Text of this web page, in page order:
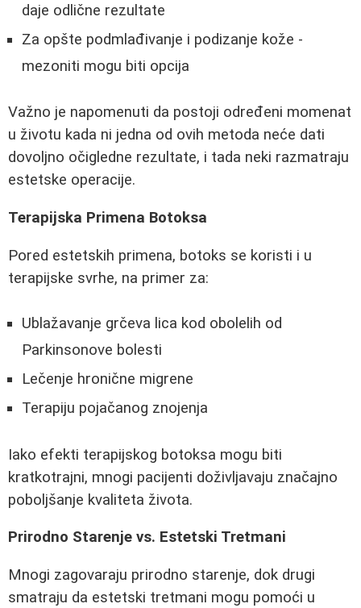
daje odlične rezultate
Za opšte podmlađivanje i podizanje kože -
mezoniti mogu biti opcija
Važno je napomenuti da postoji određeni momenat
u životu kada ni jedna od ovih metoda neće dati
dovoljno očigledne rezultate, i tada neki razmatraju
estetske operacije.
Terapijska Primena Botoksa
Pored estetskih primena, botoks se koristi i u
terapijske svrhe, na primer za:
Ublažavanje grčeva lica kod obolelih od
Parkinsonove bolesti
Lečenje hronične migrene
Terapiju pojačanog znojenja
Iako efekti terapijskog botoksa mogu biti
kratkotrajni, mnogi pacijenti doživljavaju značajno
poboljšanje kvaliteta života.
Prirodno Starenje vs. Estetski Tretmani
Mnogi zagovaraju prirodno starenje, dok drugi
smatraju da estetski tretmani mogu pomoći u